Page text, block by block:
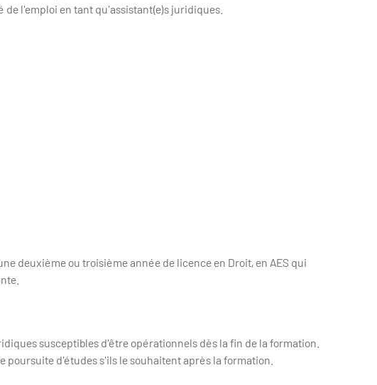
l'emploi en tant qu'assistant(e)s juridiques.
deuxième ou troisième année de licence en Droit, en AES qui
susceptibles d'être opérationnels dès la fin de la formation.
d'études s'ils le souhaitent après la formation.